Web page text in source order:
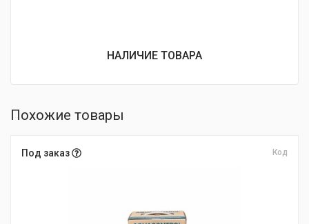
НАЛИЧИЕ ТОВАРА
Похожие товары
Под заказ Код